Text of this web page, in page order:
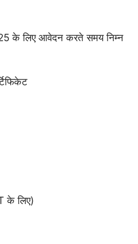
के लिए आवेदन करते समय निम्न
के लिए)